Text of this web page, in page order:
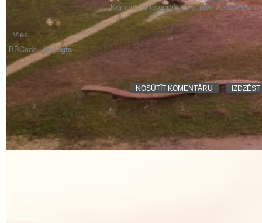
Komentāra fotogrāfijai vēl nav. Atstājiet
BBCode -izslēgts